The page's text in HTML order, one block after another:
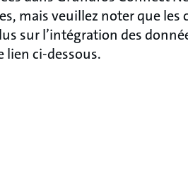
mais veuillez noter que les
sur l’intégration des
lien ci-dessous.